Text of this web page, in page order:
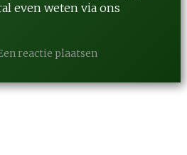
even weten via ons
reactie plaatsen